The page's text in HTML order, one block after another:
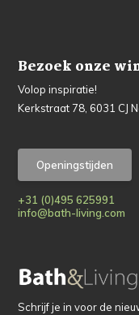
Bezoek onze
Volop inspiratie!
Kerkstraat 78, 6031 CJ
Openingstijden
+31 (0)495 625991
info@bath-living.com
Schrijf je in voor de